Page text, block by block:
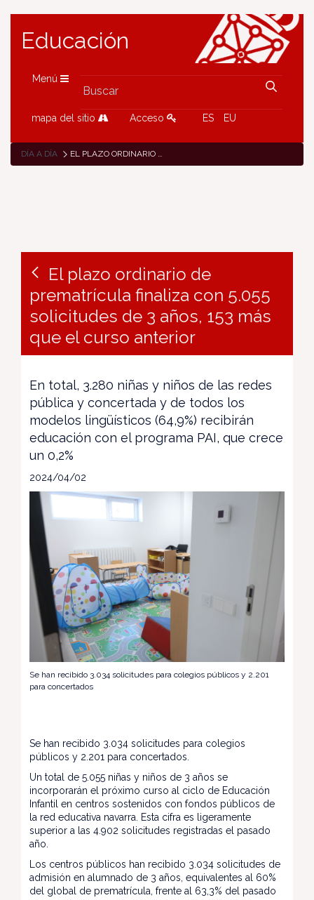
Educación
Menú
mapa del sitio Acceso ES EU
DÍA A DÍA EL PLAZO ORDINARIO DE PREMATRÍCULA FINALIZA CON 5.055 SOLICITUDES DE 3 AÑOS, 153 MÁS QUE EL CURSO ANTERIOR
El plazo ordinario de
prematrícula finaliza con 5.055
solicitudes de 3 años, 153 más
que el curso anterior
En total, 3.280 niñas y niños de las redes
pública y concertada y de todos los
modelos lingüísticos (64,9%) recibirán
educación con el programa PAI, que crece
un 0,2%
2024/04/02
Se han recibido 3.034 solicitudes para colegios públicos y 2.201
para concertados
Se han recibido 3.034 solicitudes para colegios
públicos y 2.201 para concertados.
Un total de 5.055 niñas y niños de 3 años se
incorporarán el próximo curso al ciclo de Educación
Infantil en centros sostenidos con fondos públicos de
la red educativa navarra. Esta cifra es ligeramente
superior a las 4.902 solicitudes registradas el pasado
año.
Los centros públicos han recibido 3.034 solicitudes de
admisión en alumnado de 3 años, equivalentes al 60%
del global de prematrícula, frente al 63,3% del pasado